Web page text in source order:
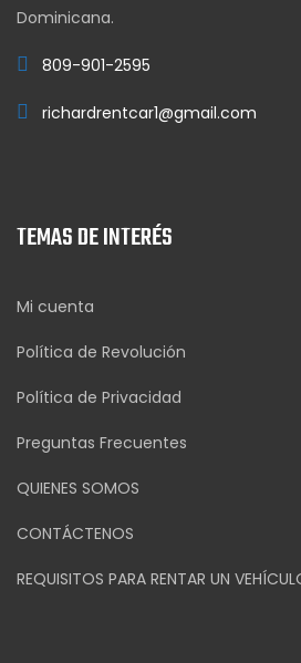
Dominicana.
809-901-2595
richardrentcar1@gmail.com
TEMAS DE INTERÉS
Mi cuenta
Política de Revolución
Política de Privacidad
Preguntas Frecuentes
QUIENES SOMOS
CONTÁCTENOS
REQUISITOS PARA RENTAR UN